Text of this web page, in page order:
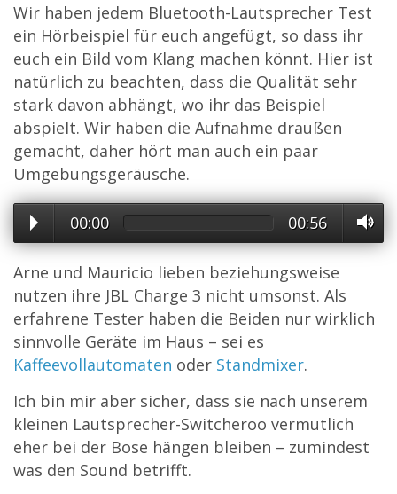
Wir haben jedem Bluetooth-Lautsprecher Test
ein Hörbeispiel für euch angefügt, so dass ihr
euch ein Bild vom Klang machen könnt. Hier ist
natürlich zu beachten, dass die Qualität sehr
stark davon abhängt, wo ihr das Beispiel
abspielt. Wir haben die Aufnahme draußen
gemacht, daher hört man auch ein paar
Umgebungsgeräusche.
00:00 00:56
Arne und Mauricio lieben beziehungsweise
nutzen ihre JBL Charge 3 nicht umsonst. Als
erfahrene Tester haben die Beiden nur wirklich
sinnvolle Geräte im Haus – sei es
Kaffeevollautomaten oder Standmixer.
Ich bin mir aber sicher, dass sie nach unserem
kleinen Lautsprecher-Switcheroo vermutlich
eher bei der Bose hängen bleiben – zumindest
was den Sound betrifft.